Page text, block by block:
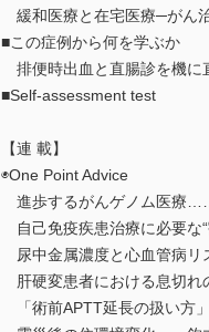
緩和医療と在宅医療─がん
■この症例から何を学ぶか
排便時出血と直腸診を機
■Self-assessment test
【連 載】
◉One Point Advice
進歩するがんゲノム医療
自己免疫疾患治療に必要
尿中金属濃度と心血管病
肝硬変患者における息切
「術前APTT延長の扱い